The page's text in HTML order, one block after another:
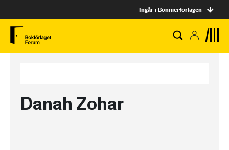
Ingår i Bonnierförlagen
Danah Zohar